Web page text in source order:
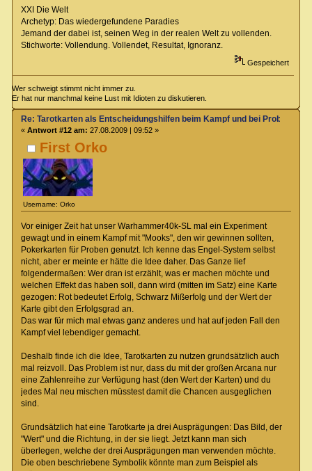
XXI Die Welt
Archetyp: Das wiedergefundene Paradies
Jemand der dabei ist, seinen Weg in der realen Welt zu vollenden.
Stichworte: Vollendung. Vollendet, Resultat, Ignoranz.
Gespeichert
Wer schweigt stimmt nicht immer zu.
Er hat nur manchmal keine Lust mit Idioten zu diskutieren.
First Orko
Username: Orko
Re: Tarotkarten als Entscheidungshilfen beim Kampf und bei Proben
« Antwort #12 am: 27.08.2009 | 09:52 »
Vor einiger Zeit hat unser Warhammer40k-SL mal ein Experiment
gewagt und in einem Kampf mit "Mooks", den wir gewinnen sollten,
Pokerkarten für Proben genutzt. Ich kenne das Engel-System selbst
nicht, aber er meinte er hätte die Idee daher. Das Ganze lief
folgendermaßen: Wer dran ist erzählt, was er machen möchte und
welchen Effekt das haben soll, dann wird (mitten im Satz) eine Karte
gezogen: Rot bedeutet Erfolg, Schwarz Mißerfolg und der Wert der
Karte gibt den Erfolgsgrad an.
Das war für mich mal etwas ganz anderes und hat auf jeden Fall den
Kampf viel lebendiger gemacht.
Deshalb finde ich die Idee, Tarotkarten zu nutzen grundsätzlich auch
mal reizvoll. Das Problem ist nur, dass du mit der großen Arcana nur
eine Zahlenreihe zur Verfügung hast (den Wert der Karten) und du
jedes Mal neu mischen müsstest damit die Chancen ausgeglichen
sind.
Grundsätzlich hat eine Tarotkarte ja drei Ausprägungen: Das Bild, der
"Wert" und die Richtung, in der sie liegt. Jetzt kann man sich
überlegen, welche der drei Ausprägungen man verwenden möchte.
Die oben beschriebene Symbolik könnte man zum Beispiel als